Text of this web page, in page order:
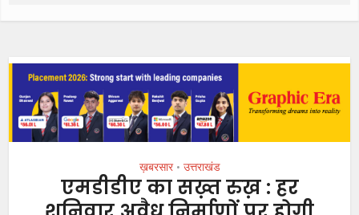
ख़बरसार • उत्तराखंड
एमडीडीए का सख़्त रुख़ : हर